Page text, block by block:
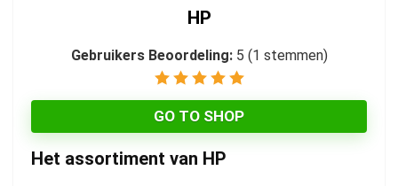
HP
Gebruikers Beoordeling: 5 (1 stemmen)
GO TO SHOP
Het assortiment van HP